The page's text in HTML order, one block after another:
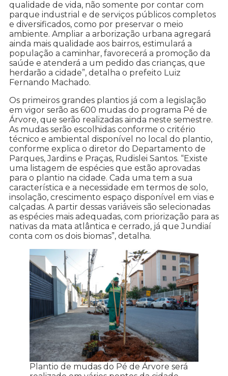
qualidade de vida, não somente por contar com
parque industrial e de serviços públicos completos
e diversificados, como por preservar o meio
ambiente. Ampliar a arborização urbana agregará
ainda mais qualidade aos bairros, estimulará a
população a caminhar, favorecerá a promoção da
saúde e atenderá a um pedido das crianças, que
herdarão a cidade”, detalha o prefeito Luiz
Fernando Machado.
Os primeiros grandes plantios já com a legislação
em vigor serão as 600 mudas do programa Pé de
Árvore, que serão realizadas ainda neste semestre.
As mudas serão escolhidas conforme o critério
técnico e ambiental disponível no local do plantio,
conforme explica o diretor do Departamento de
Parques, Jardins e Praças, Rudislei Santos. “Existe
uma listagem de espécies que estão aprovadas
para o plantio na cidade. Cada uma tem a sua
característica e a necessidade em termos de solo,
insolação, crescimento espaço disponível em vias e
calçadas. A partir dessas variáveis são selecionadas
as espécies mais adequadas, com priorização para as
nativas da mata atlântica e cerrado, já que Jundiaí
conta com os dois biomas”, detalha.
Plantio de mudas do Pé de Árvore será